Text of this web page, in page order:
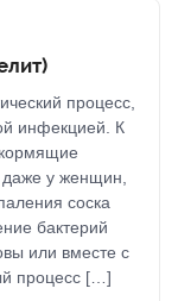
процесс,
инфекцией. К
даже у женщин,
соска
бактерий
или вместе с
процесс […]